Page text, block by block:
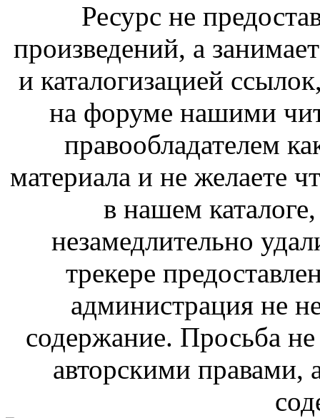
Ресурс не
произведений, а
и каталогизацией
на форуме нашими
правообладателем
материала и не желаете
в нашем
незамедлительно
трекере
администрация не
содержание. Просьба
авторскими правами,